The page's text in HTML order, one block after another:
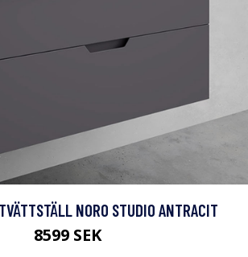
NORO STUDIO ANTRACIT
8599 SEK